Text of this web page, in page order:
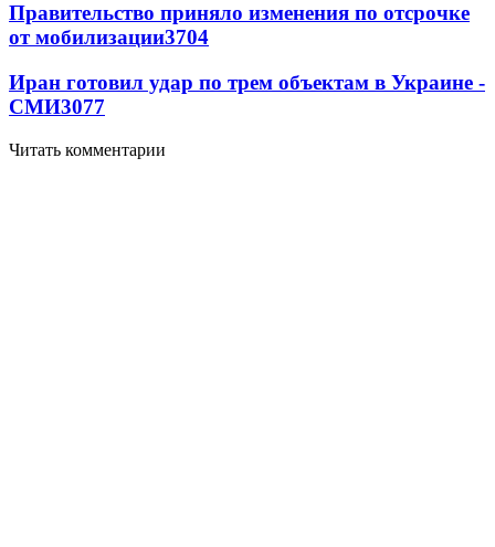
Правительство приняло изменения по отсрочке
от мобилизации3704
Иран готовил удар по трем объектам в Украине -
СМИ3077
Читать комментарии